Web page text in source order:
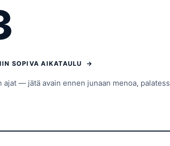
SOPIVA AIKATAULU →
ajat — jätä avain ennen junaan menoa,